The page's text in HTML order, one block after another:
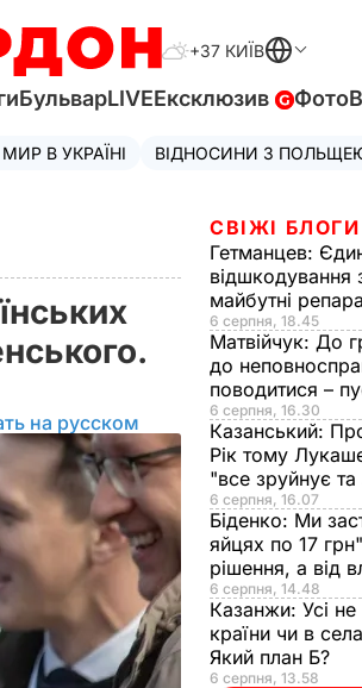
+37 КИЇВ
БульварLIVEЕксклюзив Фото
В УКРАЇНІ ВІДНОСИНИ З
на русском
СВІЖІ БЛОГИ
Гетманцев:
відшкодування
майбутні
6 серпня, 18.45
Матвійчук: До
до
поводитися –
6 серпня, 16.30
Казанський:
Рік тому
"все зруйнує та
6 серпня, 16.07
Біденко: Ми
яйцях по 17
рішення, а від
6 серпня, 14.48
Казанжи: Усі
країни чи в
Який план Б?
6 серпня, 13.58